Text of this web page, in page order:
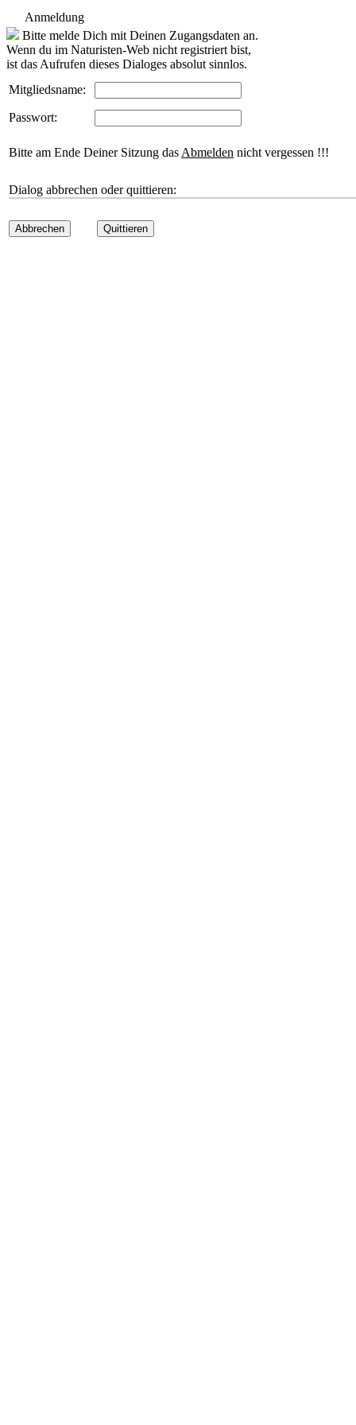
Anmeldung
Bitte melde Dich mit Deinen Zugangsdaten an.
Wenn du im Naturisten-Web nicht registriert bist,
ist das Aufrufen dieses Dialoges absolut sinnlos.
Mitgliedsname:
Passwort:
Bitte am Ende Deiner Sitzung das Abmelden nicht vergessen !!!
Dialog abbrechen oder quittieren:
Abbrechen Quittieren